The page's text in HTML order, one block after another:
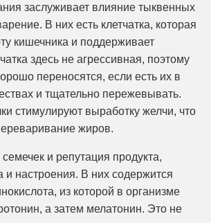
заслуживает влияние тыквенных
В них есть клетчатка, которая
кишечника и поддерживает
здесь не агрессивная, поэтому
переносятся, если есть их в
и тщательно пережевывать.
стимулируют выработку желчи, что
жиров.
и репутация продукта,
и настроения. В них содержится
из которой в организме
а затем мелатонин. Это не